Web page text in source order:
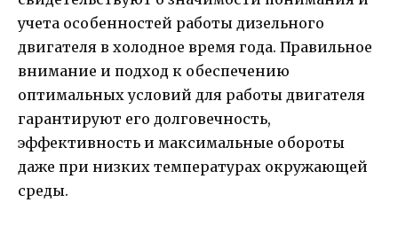
учета особенностей работы дизельного
двигателя в холодное время года. Правильное
внимание и подход к обеспечению
оптимальных условий для работы двигателя
гарантируют его долговечность,
эффективность и максимальные обороты
даже при низких температурах окружающей
среды.